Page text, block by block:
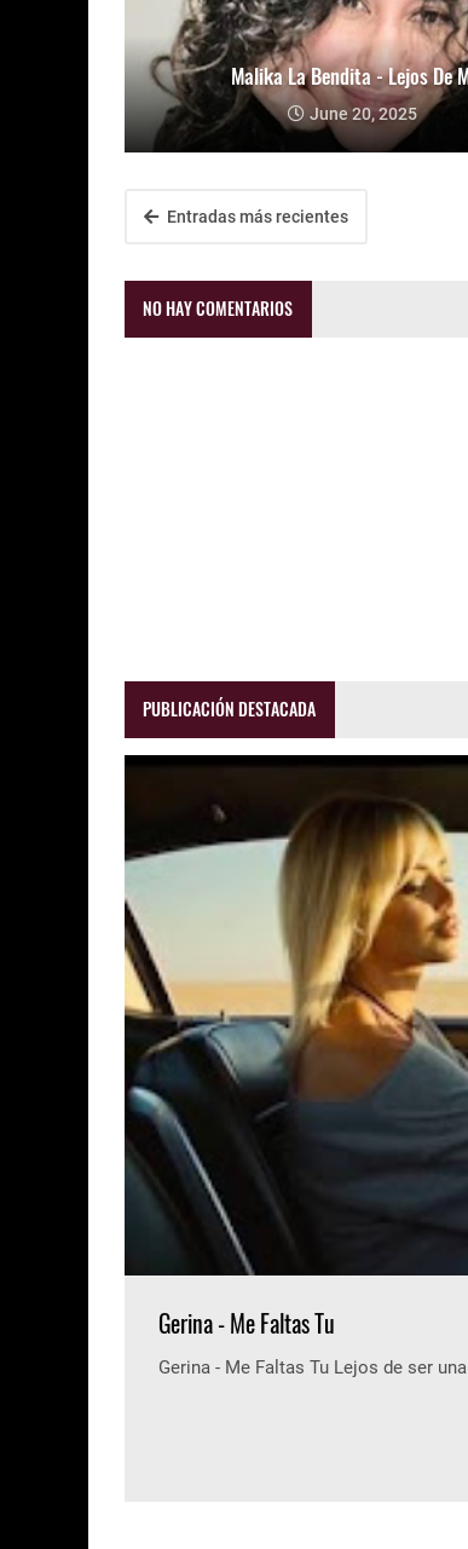
Malika La Bendita - Lejos De
June 20, 2025
Entradas más recientes
NO HAY COMENTARIOS
PUBLICACIÓN DESTACADA
Gerina - Me Faltas Tu
Gerina - Me Faltas Tu Lejos de ser